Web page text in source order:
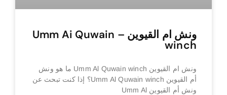
ونش ام القيوين – Umm Ai Quwain
winch
ونش ام القيوين Umm Al Quwain winch ما هو ونش
أم القيوين Umm Al Quwain winch؟ إذا كنت تبحث عن
ونش أم القيوين Umm Al